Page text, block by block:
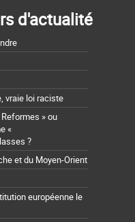
d'actualité
vraie loi raciste
» ou
«
?
et du Moyen-Orient
européenne le